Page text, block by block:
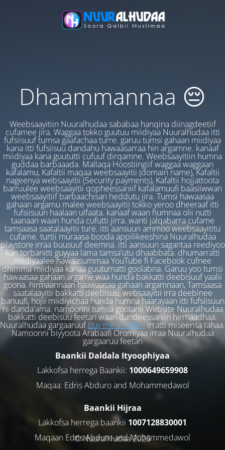
Dhaammannaa 😔
Weebsaayitiin Nuuralhudaa sababaa hanqina diinagdeetiif
cufamee jira. Waggaa tokko guutuu miidiyaa Nuuralhudaa itti
fufsiisuuf tumsa gaafachaa turre. garuu tumsi gahaan miidiyaa
kana itti fufsiisuu dandahu hawaasarraa hin argamne. kanaaf
miidiyaa kana guututti cufuuf dirqamne. Weebsaayitiin humna
guddaa barbaaada. Mallaqa Hoostiingiif waggaa waggaan
kafalamu, Kafaltii maqaa weebsaayitii (domain name), Kafaltii
nageenya websaayitii (Security payments), Kafaltii hojjattoota
barruulee weebsaayitii qopheessaniif kafalamuufi baasiiwwan
weebsaayitiif barbaachisan heddutu jira. Tumsi hawaasaa
gahaan argamu malee weebsaayitii tokko yeroo dheeraaf itti
fufsiisuun haalaan ulfaata. kanaaf waan humnaa olii nutti
taanaan waan hunda cufutti jirra. wanti jalqabarra cufame
tamsaasa saatalaayitii ture. itti aansuun ammoo weebsaayititu
cufame. turtii muraasa booda appilikeeshina Nuuralhudaa
playstore irraa buusuuf deemna. itti aansuun sagantaa reediyoo
kan torbanitti guyyaa lama tamsa'utu dhaabbata. dhumarratti
miidiyaalee hawaasummaa YouTube fi Facebook cufnee
dhimma miidiyaa kanaa guutumatti goolabna. Garuu yoo tumsi
hawaasaa gahaan argame waa hunda bakkatti deebisuuf yaalii
goona. hirmaannaan haawaasaa gahaan argamnaan, Tamsaasa
saatalaayitii bakkatti deebisuu, websaayitii irra deebinee
banuufi, hojii miidiyichaa hunda humna haarayaan itti fufsiisuun
ni danda'ama. namoonni tumsa gootanii Website Nuuralhudaa
bakkatti deebisuu feetan waan dandeessaniin hirmaadhaa.
Nuuralhudaa gargaaruufBuy me a coffeeirratti miseensa tahaa.
Namoonni biyyoota Arabaafi Oromiyaa irraa Nuuralhudaa
gargaaruu feetan
Baankii Daldala Ityoophiyaa
Lakkofsa herrega Baankii: 1000649659908
Maqaa: Edris Abduro and Mohammedawol
Baankii Hijraa
Lakkofsa herrega baankii 1007128830001
Maqaan Edris Abduro and Muhammedawol
© NuuralHudaa 2026